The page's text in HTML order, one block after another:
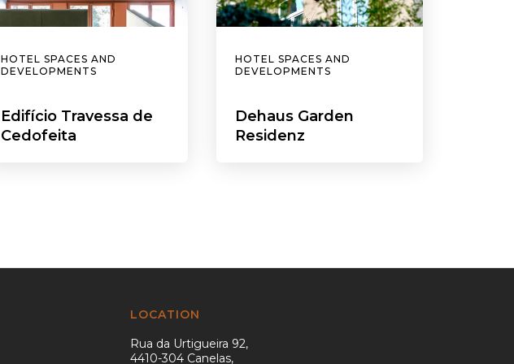
HOTEL SPACES AND
DEVELOPMENTS
Edifício Travessa de
Cedofeita
HOTEL SPACES AND
DEVELOPMENTS
Dehaus Garden
Residenz
LOCATION
Rua da Urtigueira 92,
4410-304 Canelas,